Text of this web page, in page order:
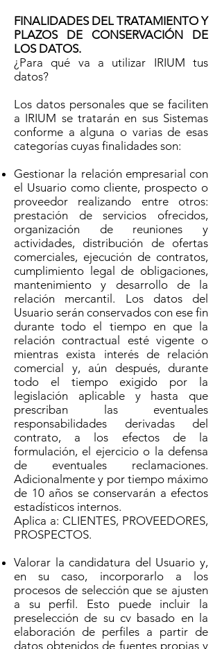
FINALIDADES DEL TRATAMIENTO Y
PLAZOS DE CONSERVACIÓN DE
LOS DATOS.
¿Para qué va a utilizar IRIUM tus
datos?
Los datos personales que se faciliten
a IRIUM se tratarán en sus Sistemas
conforme a alguna o varias de esas
categorías cuyas finalidades son:
Gestionar la relación empresarial con
el Usuario como cliente, prospecto o
proveedor realizando entre otros:
prestación de servicios ofrecidos,
organización de reuniones y
actividades, distribución de ofertas
comerciales, ejecución de contratos,
cumplimiento legal de obligaciones,
mantenimiento y desarrollo de la
relación mercantil. Los datos del
Usuario serán conservados con ese fin
durante todo el tiempo en que la
relación contractual esté vigente o
mientras exista interés de relación
comercial y, aún después, durante
todo el tiempo exigido por la
legislación aplicable y hasta que
prescriban las eventuales
responsabilidades derivadas del
contrato, a los efectos de la
formulación, el ejercicio o la defensa
de eventuales reclamaciones.
Adicionalmente y por tiempo máximo
de 10 años se conservarán a efectos
estadísticos internos.
Aplica a: CLIENTES, PROVEEDORES,
PROSPECTOS.
Valorar la candidatura del Usuario y,
en su caso, incorporarlo a los
procesos de selección que se ajusten
a su perfil. Esto puede incluir la
preselección de su cv basado en la
elaboración de perfiles a partir de
datos obtenidos de fuentes propias y